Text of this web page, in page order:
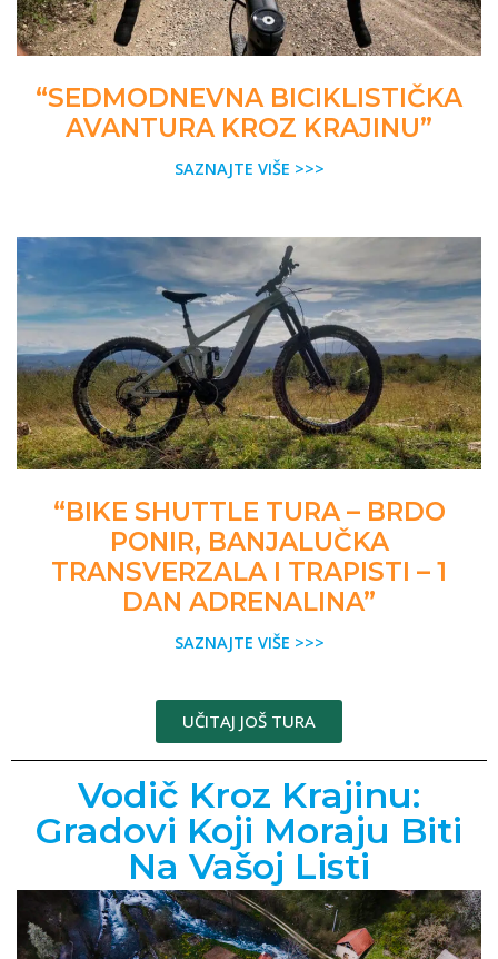
“SEDMODNEVNA BICIKLISTIČKA
AVANTURA KROZ KRAJINU”
SAZNAJTE VIŠE >>>
“BIKE SHUTTLE TURA – BRDO
PONIR, BANJALUČKA
TRANSVERZALA I TRAPISTI – 1
DAN ADRENALINA”
SAZNAJTE VIŠE >>>
UČITAJ JOŠ TURA
Vodič Kroz Krajinu:
Gradovi Koji Moraju Biti
Na Vašoj Listi